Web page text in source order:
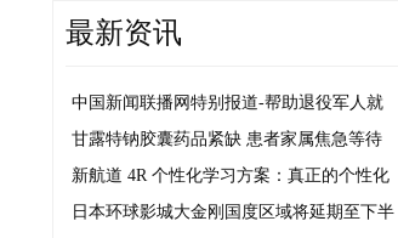
最新资讯
中国新闻联播网特别报道-帮助退役军人就
甘露特钠胶囊药品紧缺 患者家属焦急等待
新航道 4R 个性化学习方案：真正的个性化
日本环球影城大金刚国度区域将延期至下半